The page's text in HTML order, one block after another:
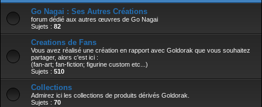
Go Nagai : Ses Autres Créations
forum dédié aux autres œuvres de Go Nagai
Sujets : 82
Creations de Fans
Vous avez réalisé une création en rapport avec Goldorak que vous souhaitez
partager, alors c'est ici :
(fan-art; fan-fiction; figurine custom etc...)
Sujets : 510
Collections
Admirez ici les collections de produits dérivés Goldorak.
Sujets : 70